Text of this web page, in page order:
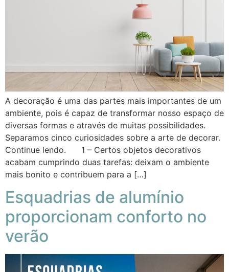
A decoração é uma das partes mais importantes de um
ambiente, pois é capaz de transformar nosso espaço de
diversas formas e através de muitas possibilidades.
Separamos cinco curiosidades sobre a arte de decorar.
Continue lendo. 1 – Certos objetos decorativos
acabam cumprindo duas tarefas: deixam o ambiente
mais bonito e contribuem para a […]
Esquadrias de alumínio
proporcionam conforto no
verão